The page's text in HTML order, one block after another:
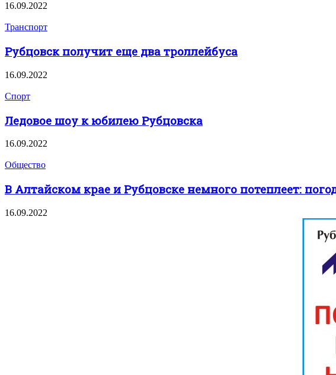
16.09.2022
Транспорт
Рубцовск получит еще два троллейбуса
16.09.2022
Спорт
Ледовое шоу к юбилею Рубцовска
16.09.2022
Общество
В Алтайском крае и Рубцовске немного потеплеет:
16.09.2022